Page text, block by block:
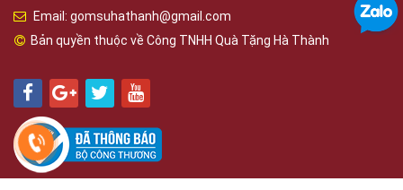
Email: gomsuhathanh@gmail.com
Bản quyền thuộc về Công TNHH Quà Tặng Hà Thành